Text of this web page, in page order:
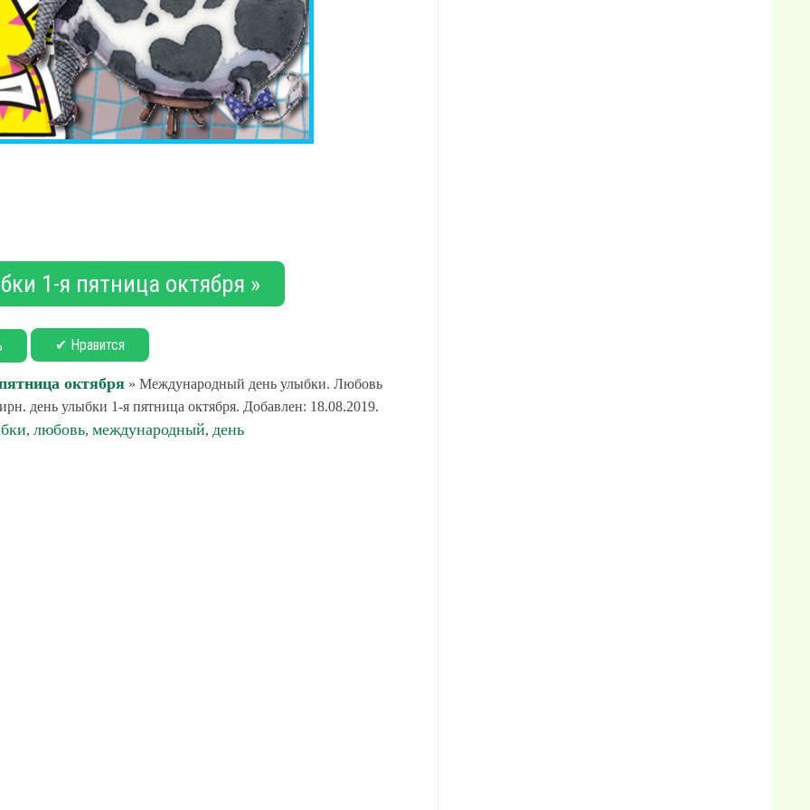
1-я пятница октября »
✔ Нравится
октября » Международный день улыбки. Любовь
день улыбки 1-я пятница октября. Добавлен: 18.08.2019.
, любовь, международный, день